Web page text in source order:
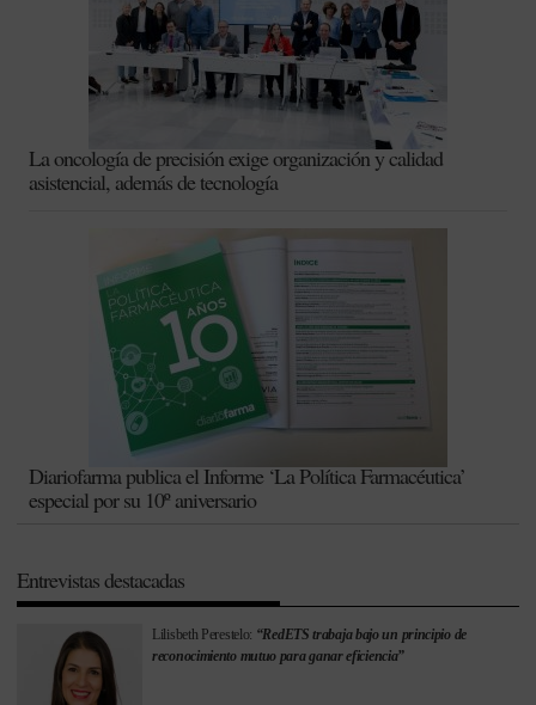
La oncología de precisión exige organización y calidad
asistencial, además de tecnología
Diariofarma publica el Informe ‘La Política Farmacéutica’
especial por su 10º aniversario
Entrevistas destacadas
Lilisbeth Perestelo: “RedETS trabaja bajo un principio de
reconocimiento mutuo para ganar eficiencia”